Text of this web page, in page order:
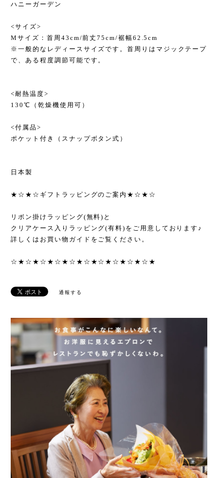
ハニーガーデン
<サイズ>
Mサイズ：首周43cm/前丈75cm/裾幅62.5cm
※一般的なレディースサイズです。首周りはマジックテープ
で、ある程度調節可能です。
<耐熱温度>
130℃（乾燥機使用可）
<付属品>
ポケット付き（スナップボタン式）
日本製
★☆★☆ギフトラッピングのご案内★☆★☆
リボン掛けラッピング(無料)と
クリアケース入りラッピング(有料)をご用意しております♪
詳しくはお買い物ガイドをご覧ください。
☆★☆★☆★☆★☆★☆★☆★☆★☆★☆★
通報する